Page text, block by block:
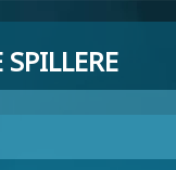
SPILLERE